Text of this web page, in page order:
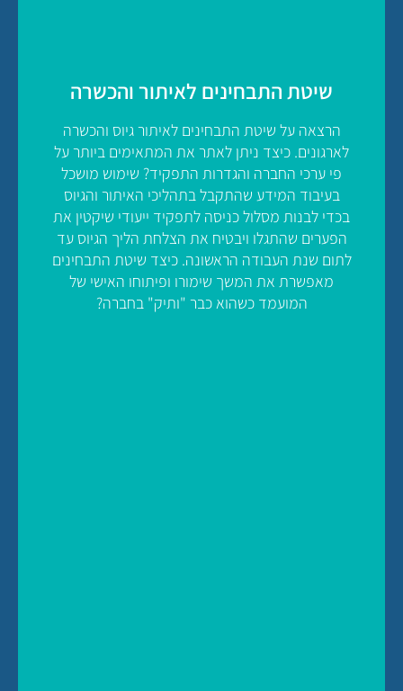
שיטת התבחינים לאיתור והכשרה
הרצאה על שיטת התבחינים לאיתור גיוס והכשרה
לארגונים. כיצד ניתן לאתר את המתאימים ביותר על
פי ערכי החברה והגדרות התפקיד? שימוש מושכל
בעיבוד המידע שהתקבל בתהליכי האיתור והגיוס
בכדי לבנות מסלול כניסה לתפקיד ייעודי שיקטין את
הפערים שהתגלו ויבטיח את הצלחת הליך הגיוס עד
לתום שנת העבודה הראשונה. כיצד שיטת התבחינים
מאפשרת את המשך שימורו ופיתוחו האישי של
המועמד כשהוא כבר "ותיק" בחברה?